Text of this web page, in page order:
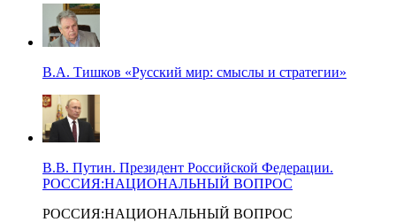
В.А. Тишков «Русский мир: смыслы и стратегии»
В.В. Путин. Президент Российской Федерации.
РОССИЯ:НАЦИОНАЛЬНЫЙ ВОПРОС
РОССИЯ:НАЦИОНАЛЬНЫЙ ВОПРОС